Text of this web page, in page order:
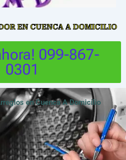
EN CUENCA A DOMICILIO
099-867-
0301
en Cuenca A Domicilio